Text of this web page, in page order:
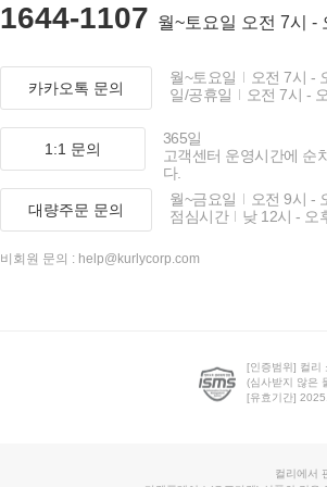
1644-1107 월~토요일 오전 7시 -
카카오톡 문의
월~토요일
오전 7시 -
일/공휴일
오전 7시 -
1:1 문의
365일
고객센터 운영시간에 순
다.
대량주문 문의
월~금요일
오전 9시 -
점심시간
낮 12시 - 오
비회원 문의 : help@kurlycorp.com
[인증범위] 컬리
(심사받지 않은
[유효기간]
컬리에서